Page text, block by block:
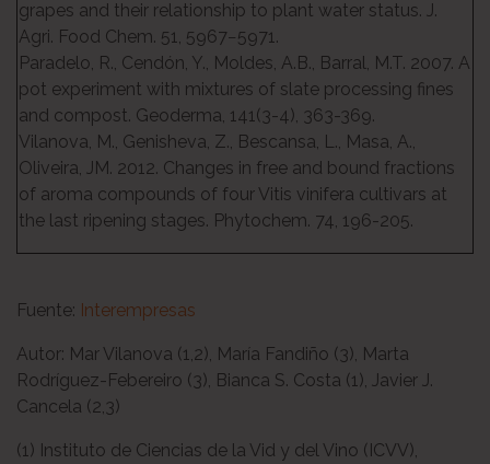
grapes and their relationship to plant water status. J.
Agri. Food Chem. 51, 5967−5971.
Paradelo, R., Cendón, Y., Moldes, A.B., Barral, M.T. 2007. A
pot experiment with mixtures of slate processing fines
and compost. Geoderma, 141(3-4), 363-369.
Vilanova, M., Genisheva, Z., Bescansa, L., Masa, A.,
Oliveira, JM. 2012. Changes in free and bound fractions
of aroma compounds of four Vitis vinifera cultivars at
the last ripening stages. Phytochem. 74, 196-205.
Fuente: Interempresas
Autor: Mar Vilanova (1,2), María Fandiño (3), Marta
Rodríguez-Febereiro (3), Bianca S. Costa (1), Javier J.
Cancela (2,3)
(1) Instituto de Ciencias de la Vid y del Vino (ICVV),